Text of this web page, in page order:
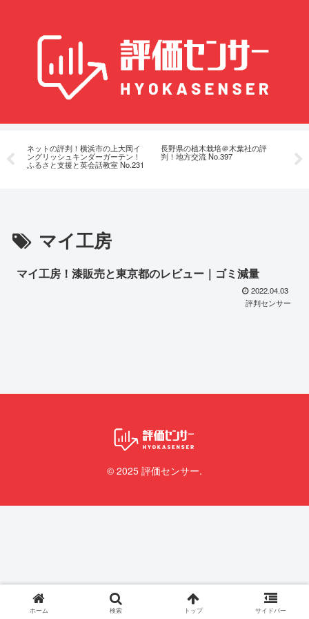
ネットの評判！横浜市の上大岡イ
ングリッシュキンダーガーテン！
ふるさと支援と英会話教室 No.231
長野県の植木栽培＠木葉社の評
判！地方交流 No.397
田
マイ工房
マイ工房！漆販売と東京都のレビュー｜ゴミ減量
2022.04.03
評判センサー
© 2025 評価センサー.
ホーム 検索 トップ サイドバー